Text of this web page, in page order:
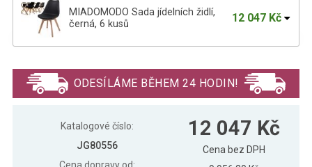
MIADOMODO Sada jídelních židlí,
černá, 6 kusů
12 047 Kč
6 kusů
šedá, 6 kusů
12 005 Kč
ODESÍLÁME BĚHEM 24 HODIN!
Katalogové číslo:
JG80556
Cena dopravy od:
12 047 Kč
Cena bez DPH